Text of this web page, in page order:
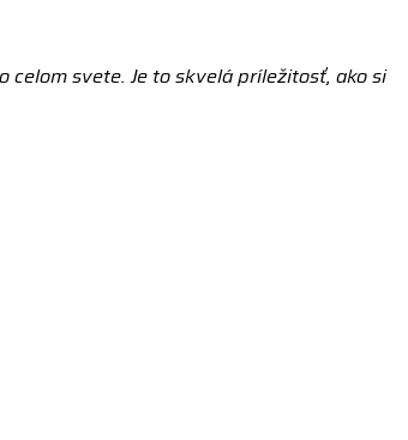
svete. Je to skvelá príležitosť, ako si